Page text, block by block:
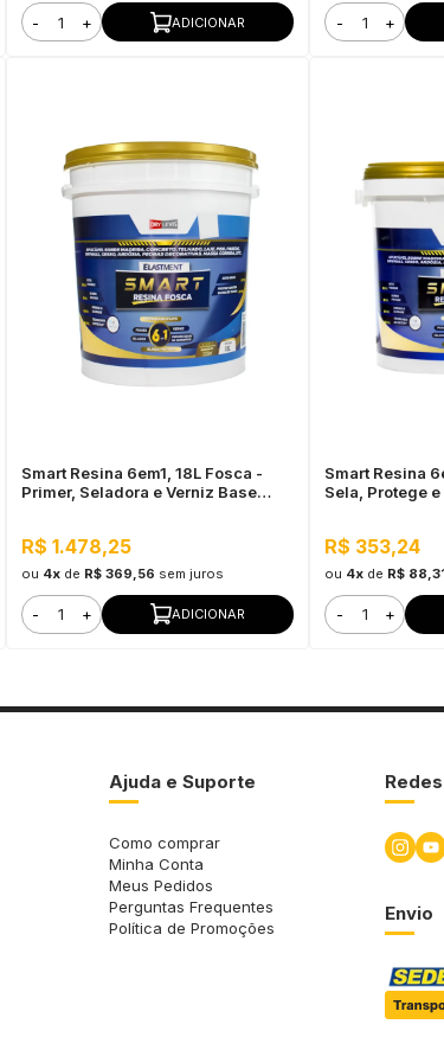
- + ADICIONAR - +
Smart Resina 6em1, 18L Fosca -
Primer, Seladora e Verniz Base
R$ 1.478,25
ou 4xde R$ 369,56 sem juros
- + ADICIONAR
Smart Resina
Sela, Protege
R$ 353,24
ou 4x de R$
- +
Ajuda e Suporte
Como comprar
Minha Conta
Meus Pedidos
Perguntas Frequentes
Política de Promoções
Envio